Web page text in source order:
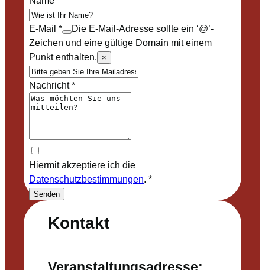
Kontakt
Veranstaltungsadresse:
E-Mail *
Die E-Mail-Adresse sollte ein ‘@’-
Zeichen und eine gültige Domain mit einem
Punkt enthalten.
×
Nachricht*
Hiermit akzeptiere ich die
Datenschutzbestimmungen. *
Senden